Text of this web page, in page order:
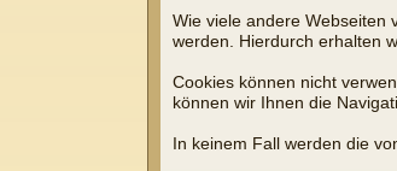
Wie viele andere Webseiten
werden. Hierdurch erhalten
Cookies können nicht
können wir Ihnen die
In keinem Fall werden die